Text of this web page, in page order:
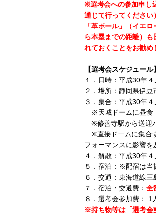
※選考会への参加申し
通じて行ってください
「革ボール」（イエ
ら本塁までの距離）
れておくことをお勧め
【選考会スケジュール】
１．日時：平成30年
２．場所：静岡県伊
３．集合：平成30年
※天城ドームに昼食
※修善寺駅から送迎
※直接ドームに集合
フォーマンスに影響を
４．解散：平成30年
５．宿泊：※配宿は当
６．交通：東海道線
７．宿泊・交通費： 全
８．選考会参加費： 1
※持ち物等は「選考会